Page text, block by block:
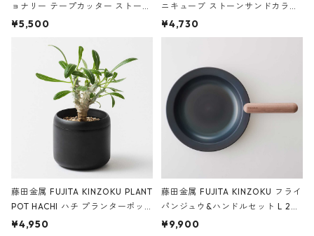
ョナリー テープカッター ストーン
サンドカラー 石調 ideaco Station
¥5,500
ニキューブ ストーンサンドカラー
石調 ideaco Umbrella Stand CUB
E ストーンサンドブラック
¥4,730
藤田金属 FUJITA KINZOKU PLANT
POT HACHI ハチ プランターポッ
ト 3号 ブラック
¥4,950
藤田金属 FUJITA KINZOKU フライ
パンジュウ&ハンドルセット L 24c
m ガス火・IH対応 鉄フライパン
¥9,900